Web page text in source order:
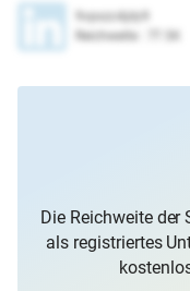
9vpxzc4jdy9
Reichweite
Die Reichweite
als registriertes